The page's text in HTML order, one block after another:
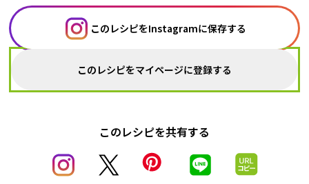
このレシピをInstagramに保存する
このレシピをマイページに登録する
このレシピを共有する